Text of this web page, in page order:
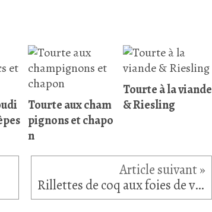
Tourte aux cham
pignons et chapo
n
Tourte à la viande
& Riesling
Rillettes de coq aux foies de volaille